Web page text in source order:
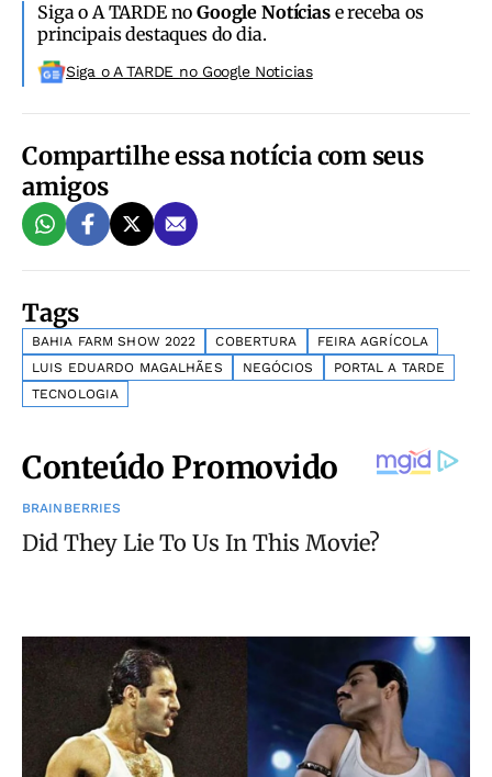
Siga o A TARDE noGoogle Notíciase receba os
principais destaques do dia.
Siga o A TARDE no Google Noticias
Compartilhe essa notícia com seus
amigos
Tags
BAHIA FARM SHOW 2022 COBERTURA
FEIRA AGRÍCOLA
LUIS EDUARDO MAGALHÃES
NEGÓCIOS
PORTAL A TARDE
TECNOLOGIA